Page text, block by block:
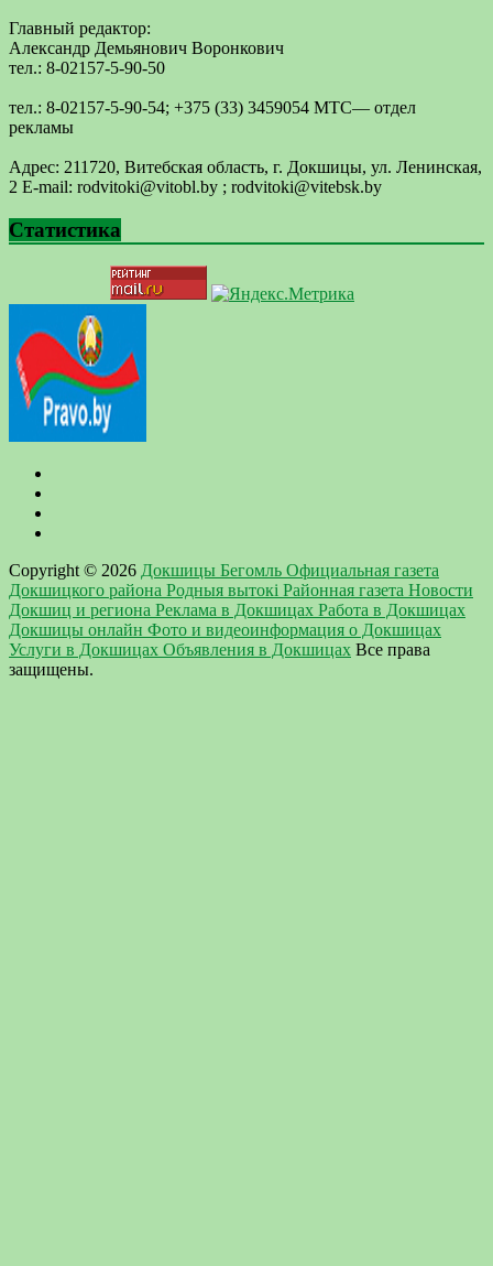
Главный редактор:
Александр Демьянович Воронкович
тел.: 8-02157-5-90-50
тел.: 8-02157-5-90-54; +375 (33) 3459054 МТС— отдел
рекламы
Адрес: 211720, Витебская область, г. Докшицы, ул. Ленинская,
2 E-mail: ​rodvitoki@​​vitobl​.by ; rodvitoki@vitebsk.by
Статистика
Copyright © 2026 Докшицы Бегомль Официальная газета
Докшицкого района Родныя вытокi Районная газета Новости
Докшиц и региона Реклама в Докшицах Работа в Докшицах
Докшицы онлайн Фото и видеоинформация о Докшицах
Услуги в Докшицах Объявления в Докшицах Все права
защищены.